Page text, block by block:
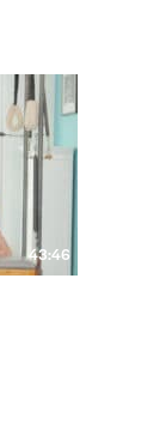
43:46